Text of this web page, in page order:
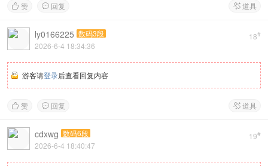
 赞  回复  道具
18#
ly0166225 数码3段
2026-6-4 18:34:36
游客请登录后查看回复内容
 赞  回复  道具
19#
cdxwg 数码6段
2026-6-4 18:40:47